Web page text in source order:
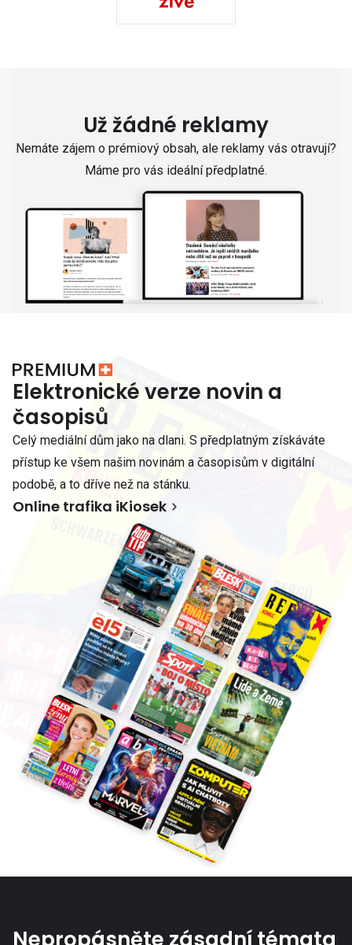
Už žádné reklamy
Nemáte zájem o prémiový obsah, ale reklamy vás otravují?
Máme pro vás ideální předplatné.
Elektronické verze novin a
časopisů
Celý mediální dům jako na dlani. S předplatným získáváte
přístup ke všem našim novinám a časopisům v digitální
podobě, a to dříve než na stánku.
Online trafika iKiosek